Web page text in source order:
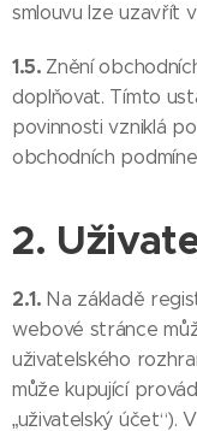
smlouvu lze uzavřít
1.5. Znění
doplňovat. Tímto
povinnosti vzniklá
obchodních
2.
2.1. Na základě
webové stránce
uživatelského
může kupující
„uživatelský účet“).